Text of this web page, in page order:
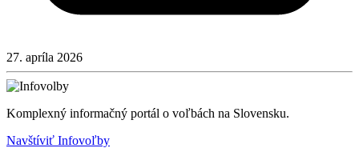
27. apríla 2026
Komplexný informačný portál o voľbách na Slovensku.
Navštíviť Infovoľby